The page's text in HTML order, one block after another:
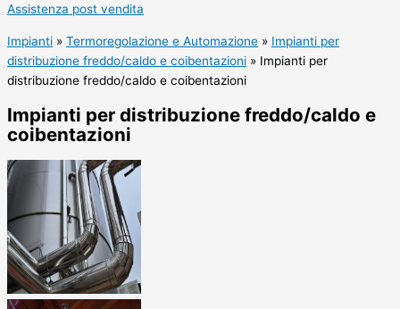
Assistenza post vendita
Impianti » Termoregolazione e Automazione » Impianti per
distribuzione freddo/caldo e coibentazioni » Impianti per
distribuzione freddo/caldo e coibentazioni
Impianti per distribuzione freddo/caldo e
coibentazioni